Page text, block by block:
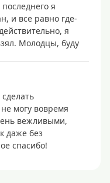
я
и все равно где-
я
Молодцы, буду
могу вовремя
вежливыми,
даже без
спасибо!